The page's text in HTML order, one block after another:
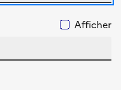
mot de passe Afficher